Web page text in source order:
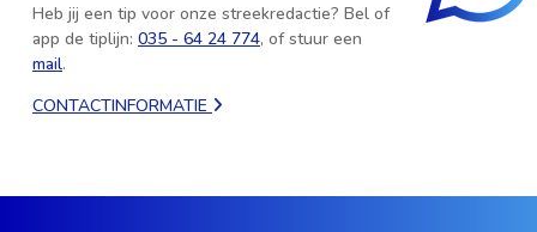
Heb jij een tip voor onze streekredactie? Bel of
app de tiplijn: 035 - 64 24 774, of stuur een
mail.
CONTACTINFORMATIE